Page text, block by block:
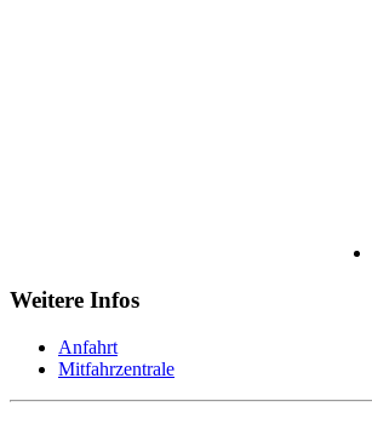
Weitere Infos
Anfahrt
Mitfahrzentrale